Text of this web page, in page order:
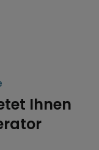
Ihnen